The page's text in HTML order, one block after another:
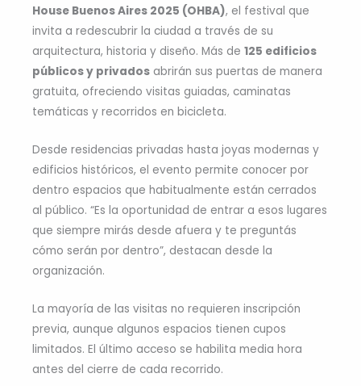
House Buenos Aires 2025 (OHBA), el festival que
invita a redescubrir la ciudad a través de su
arquitectura, historia y diseño. Más de 125 edificios
públicos y privados abrirán sus puertas de manera
gratuita, ofreciendo visitas guiadas, caminatas
temáticas y recorridos en bicicleta.
Desde residencias privadas hasta joyas modernas y
edificios históricos, el evento permite conocer por
dentro espacios que habitualmente están cerrados
al público. “Es la oportunidad de entrar a esos lugares
que siempre mirás desde afuera y te preguntás
cómo serán por dentro”, destacan desde la
organización.
La mayoría de las visitas no requieren inscripción
previa, aunque algunos espacios tienen cupos
limitados. El último acceso se habilita media hora
antes del cierre de cada recorrido.